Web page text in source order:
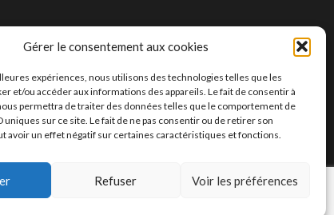
Gérer le consentement aux cookies
expériences, nous utilisons des technologies telles que les
et/ou accéder aux informations des appareils. Le fait de consentir à
permettra de traiter des données telles que le comportement de
uniques sur ce site. Le fait de ne pas consentir ou de retirer son
avoir un effet négatif sur certaines caractéristiques et fonctions.
Refuser Voir les préférences
HANI BENMOUSSA AMINE UP ↑